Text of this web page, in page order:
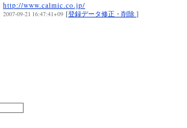
http://www.calmic.co.jp/
2007-09-21 16:47:41+09 [登録データ修正・削除 ]